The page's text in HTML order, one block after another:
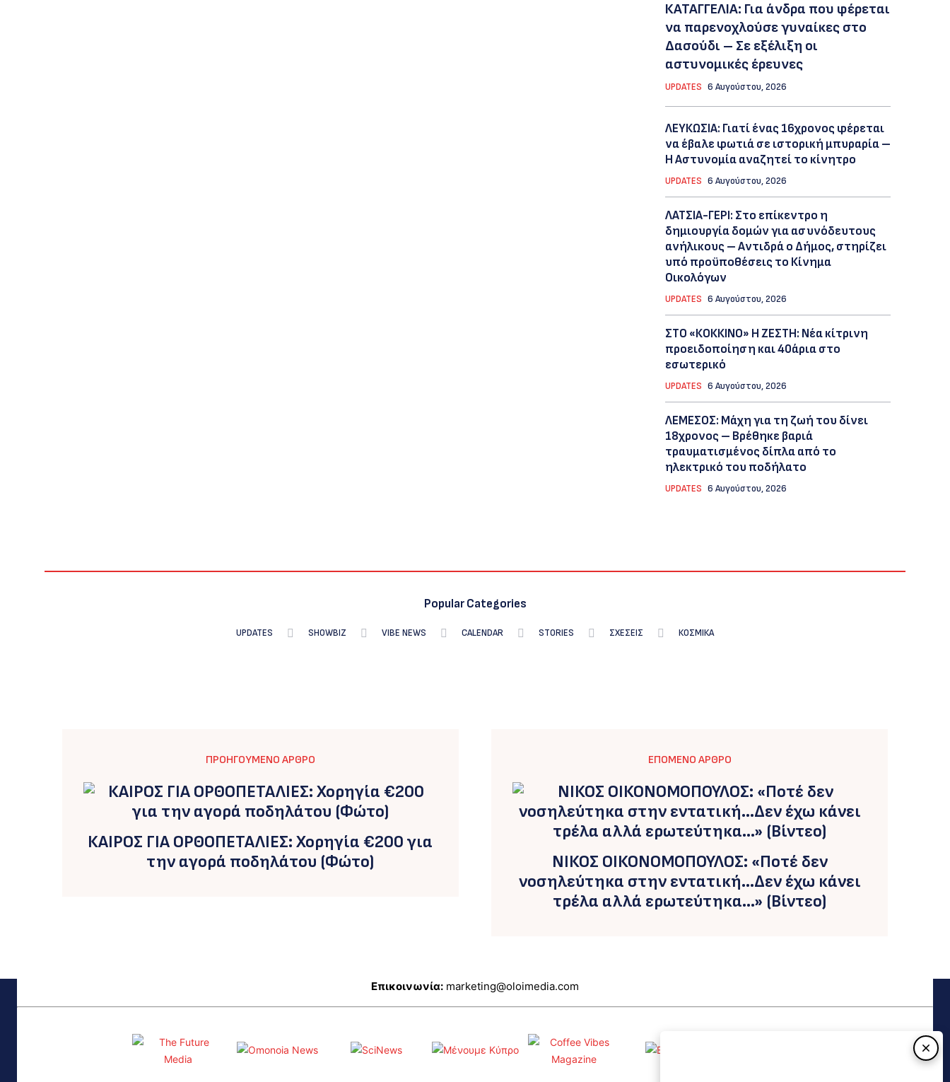
ΚΑΤΑΓΓΕΛΙΑ: Για άνδρα που φέρεται
να παρενοχλούσε γυναίκες στο
Δασούδι – Σε εξέλιξη οι
αστυνομικές έρευνες
UPDATES 6 Αυγούστου, 2026
ΛΕΥΚΩΣΙΑ: Γιατί ένας 16χρονος φέρεται
να έβαλε φωτιά σε ιστορική μπυραρία –
Η Αστυνομία αναζητεί το κίνητρο
UPDATES 6 Αυγούστου, 2026
ΛΑΤΣΙΑ-ΓΕΡΙ: Στο επίκεντρο η
δημιουργία δομών για ασυνόδευτους
ανήλικους – Αντιδρά ο Δήμος, στηρίζει
υπό προϋποθέσεις το Κίνημα
Οικολόγων
UPDATES 6 Αυγούστου, 2026
ΣΤΟ «ΚΟΚΚΙΝΟ» Η ΖΕΣΤΗ: Νέα κίτρινη
προειδοποίηση και 40άρια στο
εσωτερικό
UPDATES 6 Αυγούστου, 2026
ΛΕΜΕΣΟΣ: Μάχη για τη ζωή του δίνει
18χρονος – Βρέθηκε βαριά
τραυματισμένος δίπλα από το
ηλεκτρικό του ποδήλατο
UPDATES 6 Αυγούστου, 2026
Popular Categories
UPDATES SHOWBIZ VIBE NEWS CALENDAR STORIES ΣΧΕΣΕΙΣ ΚΟΣΜΙΚΑ
ΠΡΟΗΓΟΎΜΕΝΟ ΆΡΘΡΟ
ΚΑΙΡΟΣ ΓΙΑ ΟΡΘΟΠΕΤΑΛΙΕΣ: Χορηγία €200 για
την αγορά ποδηλάτου (Φώτο)
ΕΠΌΜΕΝΟ ΆΡΘΡΟ
ΝΙΚΟΣ ΟΙΚΟΝΟΜΟΠΟΥΛΟΣ: «Ποτέ δεν
νοσηλεύτηκα στην εντατική…Δεν έχω κάνει
τρέλα αλλά ερωτεύτηκα…» (Βίντεο)
Επικοινωνία: marketing@oloimedia.com